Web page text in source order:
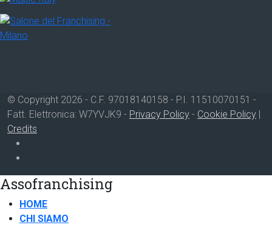
© Copyright 2026 - C.F. 97018140158 - P.I. 11510070151 -
Fatt. Elettronica: W7YVJK9 - Privacy Policy - Cookie Policy |
Credits
Assofranchising
HOME
CHI SIAMO